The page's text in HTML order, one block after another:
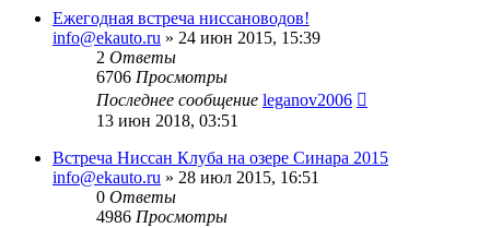
Ежегодная встреча ниссановодов!
info@ekauto.ru » 24 июн 2015, 15:39
2 Ответы
6706 Просмотры
Последнее сообщение leganov2006
13 июн 2018, 03:51
Встреча Ниссан Клуба на озере Синара 2015
info@ekauto.ru » 28 июл 2015, 16:51
0 Ответы
4986 Просмотры